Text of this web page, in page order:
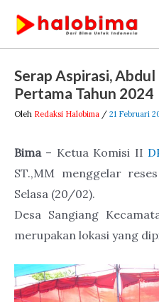
konten
Serap Aspirasi,
Pertama Tahun 2024
Oleh Redaksi Halobima / 21 Februari
Bima– Ketua Komisi II
ST.,MM menggelar
Selasa (20/02).
Desa Sangiang
merupakan lokasi yang
navigation